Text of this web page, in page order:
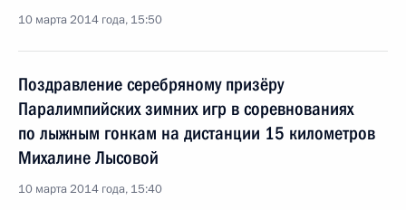
10 марта 2014 года, 15:50
Поздравление серебряному призёру
Паралимпийских зимних игр в соревнованиях
по лыжным гонкам на дистанции 15 километров
Михалине Лысовой
10 марта 2014 года, 15:40